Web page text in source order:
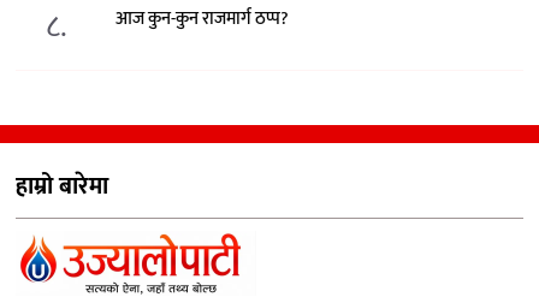
८. आज कुन-कुन राजमार्ग ठप्प?
हाम्रो बारेमा